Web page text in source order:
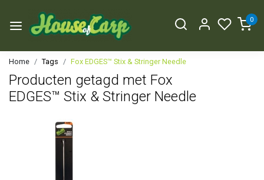
0
Home Tags Fox EDGES™ Stix & Stringer Needle
Producten getagd met Fox
EDGES™ Stix & Stringer Needle